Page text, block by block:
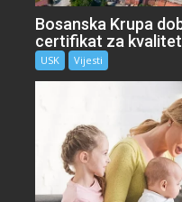
Bosanska Krupa
certifikat za
USK Vijesti